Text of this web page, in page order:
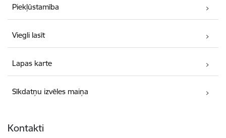
Piekļūstamība
Viegli lasīt
Lapas karte
Sīkdatņu izvēles maiņa
Kontakti